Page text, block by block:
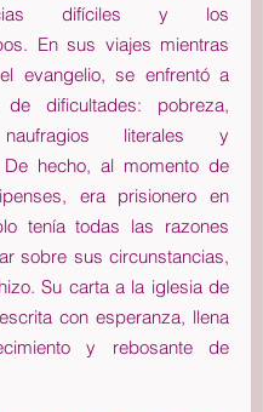
difíciles y los
En sus viajes mientras
evangelio, se enfrentó a
dificultades: pobreza,
literales y
De hecho, al momento de
era prisionero en
tenía todas las razones
sobre sus circunstancias,
Su carta a la iglesia de
con esperanza, llena
y rebosante de